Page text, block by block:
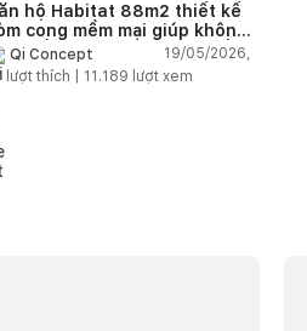
hộ Habitat 88m2 thiết kế
cong mềm mại giúp không
sống hiện đại trở nên ấm
hơn
Qi Concept
19/05/2026,
lượt thích | 11.189 lượt xem